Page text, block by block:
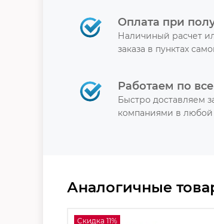
Оплата при
Наличиный расчет
заказа в пунктах
Работаем по
Быстро доставляем
компаниями в любой
Аналогичные
Скидка 11%